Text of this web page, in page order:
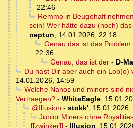
22:46
Remmo in Beugehaft
sein! Wer hätte dazu (noch)
neptun, 14.01.2026, 22:18
Genau das ist das
22:36
Genau, das ist der- D-
Du hast Dir aber auch ein Lob(o)
14.01.2026, 14:59
Welche Nanos und minors sind
Vertraegen? - WhiteEagle,
@Illusion - stokk', 15.01.2026,
Junior Miners ohne
[[zwinker]] - Illusion,